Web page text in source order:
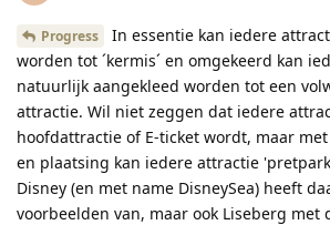
Progress
In essentie kan iedere
worden tot ´kermis´ en omgekeerd kan
natuurlijk aangekleed worden tot een
attractie. Wil niet zeggen dat iedere
hoofdattractie of E-ticket wordt, maar
en plaatsing kan iedere attractie
Disney (en met name DisneySea) heeft
voorbeelden van, maar ook Liseberg met